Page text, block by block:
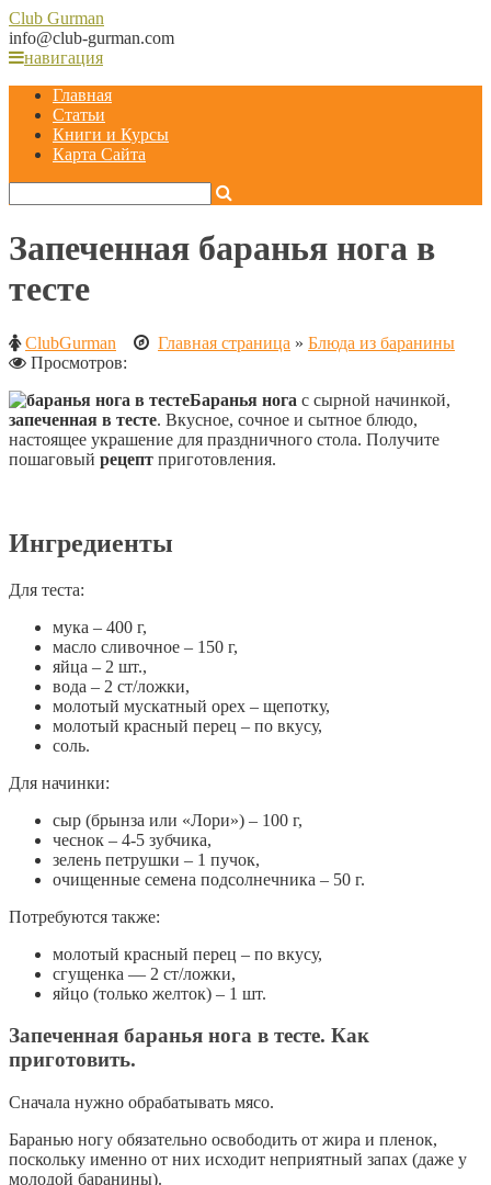
Club Gurman
info@club-gurman.com
навигация
Главная
Статьи
Книги и Курсы
Карта Сайта
Запеченная баранья нога в
тесте
ClubGurman Главная страница » Блюда из баранины
Просмотров:
Баранья нога с сырной начинкой,
запеченная в тесте. Вкусное, сочное и сытное блюдо,
настоящее украшение для праздничного стола. Получите
пошаговый рецепт приготовления.
Ингредиенты
Для теста:
мука – 400 г,
масло сливочное – 150 г,
яйца – 2 шт.,
вода – 2 ст/ложки,
молотый мускатный орех – щепотку,
молотый красный перец – по вкусу,
соль.
Для начинки:
сыр (брынза или «Лори») – 100 г,
чеснок – 4-5 зубчика,
зелень петрушки – 1 пучок,
очищенные семена подсолнечника – 50 г.
Потребуются также:
молотый красный перец – по вкусу,
сгущенка — 2 ст/ложки,
яйцо (только желток) – 1 шт.
Запеченная баранья нога в тесте. Как
приготовить.
Сначала нужно обрабатывать мясо.
Баранью ногу обязательно освободить от жира и пленок,
поскольку именно от них исходит неприятный запах (даже у
молодой баранины).